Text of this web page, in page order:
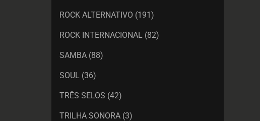
ROCK ALTERNATIVO (191)
ROCK INTERNACIONAL (82)
SAMBA (88)
SOUL (36)
TRÊS SELOS (42)
TRILHA SONORA (3)